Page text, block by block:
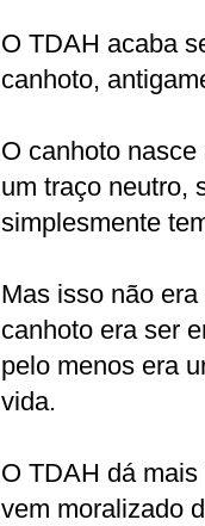
O TDAH acaba
canhoto,
O canhoto
um traço neutro,
simplesmente
Mas isso não
canhoto era ser
pelo menos era
vida.
O TDAH dá
vem moralizado